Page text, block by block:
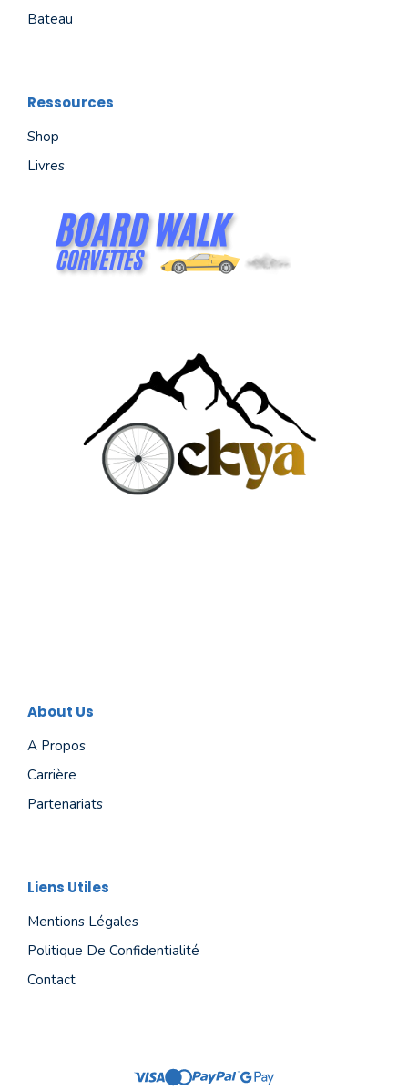
Bateau
Ressources
Shop
Livres
About Us
A Propos
Carrière
Partenariats
Liens Utiles
Mentions Légales
Politique De Confidentialité
Contact